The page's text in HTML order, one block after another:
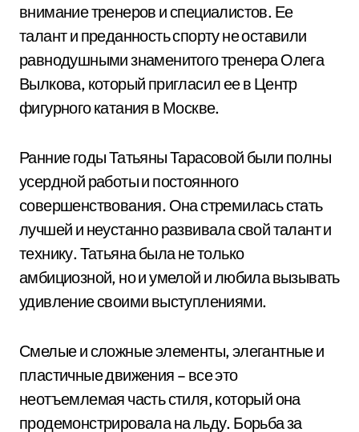
внимание тренеров и специалистов. Ее
талант и преданность спорту не оставили
равнодушными знаменитого тренера Олега
Вылкова, который пригласил ее в Центр
фигурного катания в Москве.
Ранние годы Татьяны Тарасовой были полны
усердной работы и постоянного
совершенствования. Она стремилась стать
лучшей и неустанно развивала свой талант и
технику. Татьяна была не только
амбициозной, но и умелой и любила вызывать
удивление своими выступлениями.
Смелые и сложные элементы, элегантные и
пластичные движения – все это
неотъемлемая часть стиля, который она
продемонстрировала на льду. Борьба за